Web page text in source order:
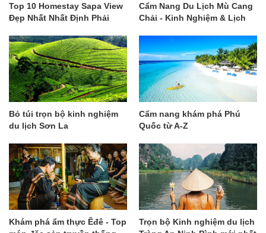
Top 10 Homestay Sapa View
Đẹp Nhất Nhất Định Phải
Cẩm Nang Du Lịch Mù Cang
Chải - Kinh Nghiệm & Lịch
Bỏ túi trọn bộ kinh nghiệm
du lịch Sơn La
Cẩm nang khám phá Phú
Quốc từ A-Z
Khám phá ẩm thực Êđê - Top
Trọn bộ Kinh nghiệm du lịch